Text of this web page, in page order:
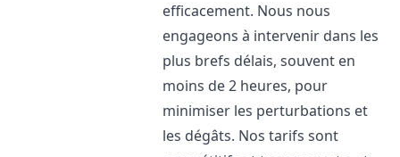
efficacement. Nous nous
engageons à intervenir dans les
plus brefs délais, souvent en
moins de 2 heures, pour
minimiser les perturbations et
les dégâts. Nos tarifs sont